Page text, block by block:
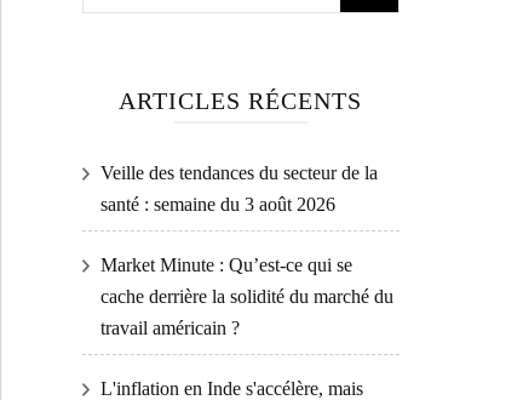
ARTICLES RÉCENTS
Veille des tendances du secteur de la
santé : semaine du 3 août 2026
Market Minute : Qu’est-ce qui se
cache derrière la solidité du marché du
travail américain ?
L'inflation en Inde s'accélère, mais